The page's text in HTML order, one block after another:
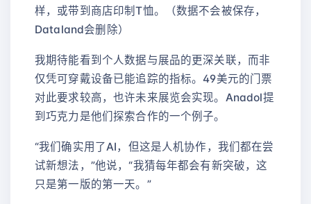
样，或带到商店印制T恤。（数据不会被保存，
Dataland会删除）
我期待能看到个人数据与展品的更深关联，而非
仅凭可穿戴设备已能追踪的指标。49美元的门票
对此要求较高，也许未来展览会实现。Anadol提
到巧克力是他们探索合作的一个例子。
“我们确实用了AI，但这是人机协作，我们都在尝
试新想法，”他说，“我猜每年都会有新突破，这
只是第一版的第一天。”